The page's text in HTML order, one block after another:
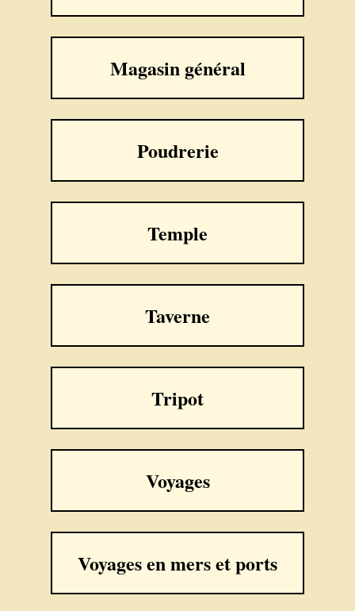
Magasin général
Poudrerie
Temple
Taverne
Tripot
Voyages
Voyages en mers et ports